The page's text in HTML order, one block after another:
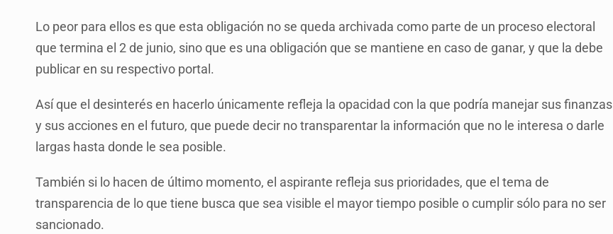
Lo peor para ellos es que esta obligación no se queda archivada como parte de un proceso electoral
que termina el 2 de junio, sino que es una obligación que se mantiene en caso de ganar, y que la debe
publicar en su respectivo portal.
Así que el desinterés en hacerlo únicamente refleja la opacidad con la que podría manejar sus finanzas
y sus acciones en el futuro, que puede decir no transparentar la información que no le interesa o darle
largas hasta donde le sea posible.
También si lo hacen de último momento, el aspirante refleja sus prioridades, que el tema de
transparencia de lo que tiene busca que sea visible el mayor tiempo posible o cumplir sólo para no ser
sancionado.